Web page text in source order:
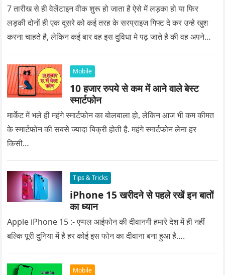
7 तारीख से ही वेलेंटाइन वीक शुरू हो जाता है ऐसे में लड़का हो या फिर
लड़की दोनों ही एक दूसरे को कई तरह के सरप्राइज गिफ्ट दे कर उन्हे खुश
करना चाहते है, लेकिन कई बार वह इस दुविधा मे पढ़ जाते है की वह अपने
Mobile
10 हजार रुपये से कम में आने वाले बेस्ट
स्मार्टफोन
मार्केट में भले ही महंगे स्मार्टफोन का बोलबाला हो, लेकिन आज भी कम कीमत
के स्मार्टफोन की सबसे ज्यादा बिक्री होती है. महंगे स्मार्टफोन लेना हर
किसी…
Tips & Tricks
iPhone 15 खरीदने से पहले रखें इन बातों
का ध्यान
Apple iPhone 15 :- एप्पल आईफोन की दीवानगी हमारे देश में ही नहीं
बल्कि पूरी दुनिया में है हर कोई इस फोन का दीवाना बना हुआ है….
Mobile